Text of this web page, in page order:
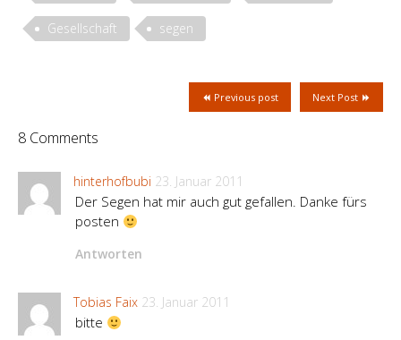
Gesellschaft segen
Next Post
Previous post
8 Comments
hinterhofbubi 23. Januar 2011
Der Segen hat mir auch gut gefallen. Danke fürs
posten
Antworten
Tobias Faix 23. Januar 2011
bitte